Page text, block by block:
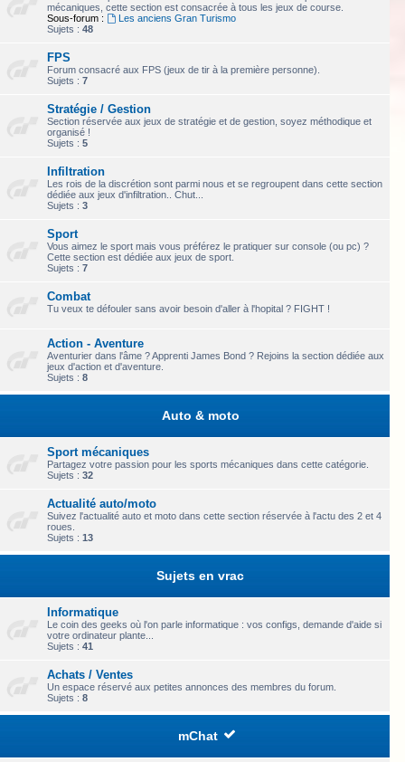
mécaniques, cette section est consacrée à tous les jeux de course.
Sous-forum :
Les anciens Gran Turismo
Sujets : 48
FPS
Forum consacré aux FPS (jeux de tir à la première personne).
Sujets : 7
Stratégie / Gestion
Section réservée aux jeux de stratégie et de gestion, soyez méthodique et
organisé !
Sujets : 5
Infiltration
Les rois de la discrétion sont parmi nous et se regroupent dans cette section
dédiée aux jeux d'infiltration.. Chut...
Sujets : 3
Sport
Vous aimez le sport mais vous préférez le pratiquer sur console (ou pc) ?
Cette section est dédiée aux jeux de sport.
Sujets : 7
Combat
Tu veux te défouler sans avoir besoin d'aller à l'hopital ? FIGHT !
Action - Aventure
Aventurier dans l'âme ? Apprenti James Bond ? Rejoins la section dédiée aux
jeux d'action et d'aventure.
Sujets : 8
Auto & moto
Sport mécaniques
Partagez votre passion pour les sports mécaniques dans cette catégorie.
Sujets : 32
Actualité auto/moto
Suivez l'actualité auto et moto dans cette section réservée à l'actu des 2 et 4
roues.
Sujets : 13
Sujets en vrac
Informatique
Le coin des geeks où l'on parle informatique : vos configs, demande d'aide si
votre ordinateur plante...
Sujets : 41
Achats / Ventes
Un espace réservé aux petites annonces des membres du forum.
Sujets : 8
mChat